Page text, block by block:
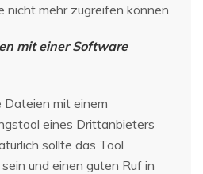
nicht mehr zugreifen können.
mit einer Software
Dateien mit einem
eines Drittanbieters
sollte das Tool
und einen guten Ruf in